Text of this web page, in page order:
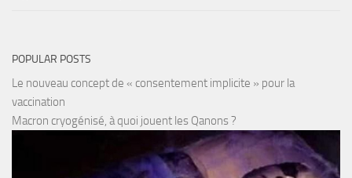
POPULAR POSTS
Le nouveau concept de « consentement implicite » pour la
vaccination
Macron cryogénisé, à quoi jouent les Qanons ?